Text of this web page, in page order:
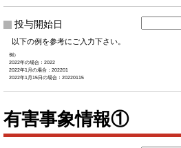
投与開始日
以下の例を参考にご入力下さい。
例）
2022年の場合：2022
2022年1月の場合：202201
2022年1月15日の場合：20220115
有害事象情報①